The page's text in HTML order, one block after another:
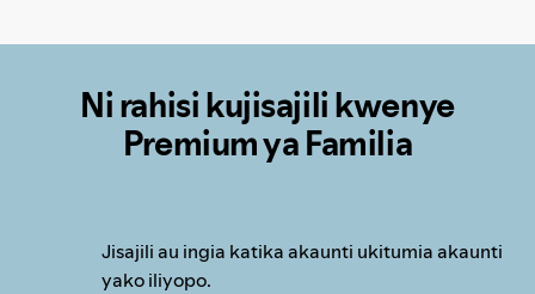
Ni rahisi kujisajili kwenye
Premium ya Familia
Jisajili au ingia katika akaunti ukitumia akaunti
yako iliyopo.